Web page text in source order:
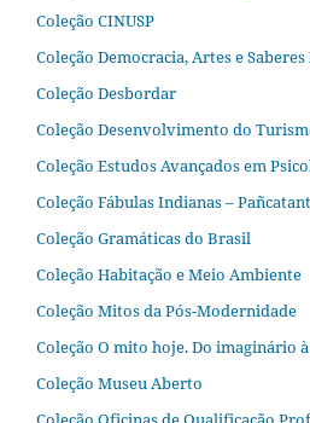
Coleção CINUSP
Coleção Democracia, Artes e
Coleção Desbordar
Coleção Desenvolvimento do
Coleção Estudos Avançados em
Coleção Fábulas Indianas –
Coleção Gramáticas do Brasil
Coleção Habitação e Meio Ambiente
Coleção Mitos da Pós-Modernidade
Coleção O mito hoje. Do imaginário
Coleção Museu Aberto